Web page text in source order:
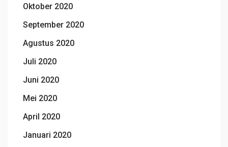
Oktober 2020
September 2020
Agustus 2020
Juli 2020
Juni 2020
Mei 2020
April 2020
Januari 2020